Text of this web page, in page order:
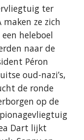
ter
maken ze zich
heleboel
naar de
Péron
oud-nazi’s,
de ronde
op de
Dart lijkt